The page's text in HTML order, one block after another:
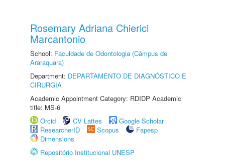
Rosemary Adriana Chierici
Marcantonio
School: Faculdade de Odontologia (Câmpus de
Araraquara)
Department: DEPARTAMENTO DE DIAGNÓSTICO E
CIRURGIA
Academic Appointment Category: RDIDP Academic
title: MS-6
Orcid
CV Lattes
Google Scholar
ResearcherID
Scopus
Fapesp
Dimensions
Repositório Institucional UNESP